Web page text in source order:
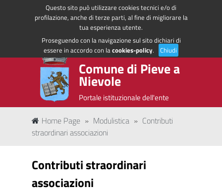
Questo sito può utilizzare cookies tecnici e/o di
profilazione, anche di terze parti, al fine di migliorare la
tua esperienza utente.
Proseguendo con la navigazione sul sito dichiari di
essere in accordo con lacookies-policy. Chiudi
Regione Toscana Accedi ai servizi
Comune di Pieve a
Nievole
Portale istituzionale dell'ente
Home Page » Modulistica » Contributi
straordinari associazioni
Contributi straordinari
associazioni